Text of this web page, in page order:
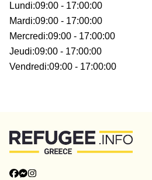
Lundi:09:00 - 17:00:00
Mardi:09:00 - 17:00:00
Mercredi:09:00 - 17:00:00
Jeudi:09:00 - 17:00:00
Vendredi:09:00 - 17:00:00